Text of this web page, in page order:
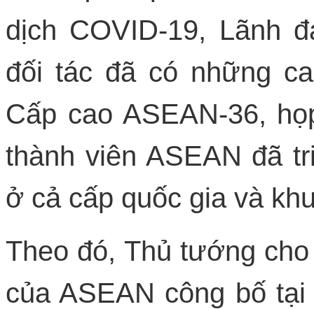
dịch COVID-19, Lãnh
đối tác đã có những
Cấp cao ASEAN-36,
thành viên ASEAN đã
ở cả cấp quốc gia và
Theo đó, Thủ tướng
của ASEAN công bố